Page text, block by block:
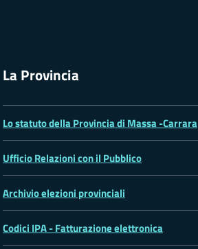
La Provincia
Lo statuto della Provincia di Massa -Carrara
Ufficio Relazioni con il Pubblico
Archivio elezioni provinciali
Codici IPA - Fatturazione elettronica